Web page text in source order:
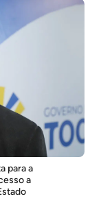
para a
a